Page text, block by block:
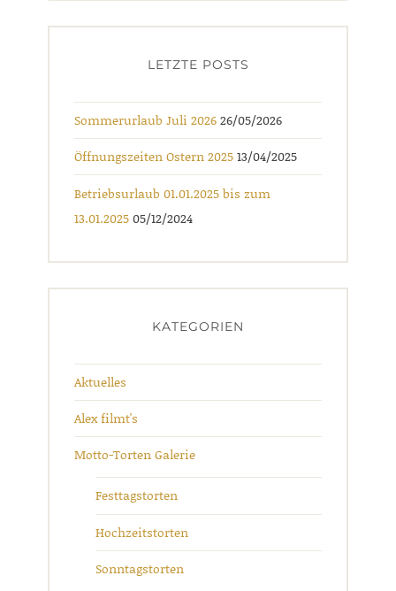
LETZTE POSTS
Sommerurlaub Juli 202626/05/2026
Öffnungszeiten Ostern 202513/04/2025
Betriebsurlaub 01.01.2025 bis zum
13.01.202505/12/2024
KATEGORIEN
Aktuelles
Alex filmt's
Motto-Torten Galerie
Festtagstorten
Hochzeitstorten
Sonntagstorten